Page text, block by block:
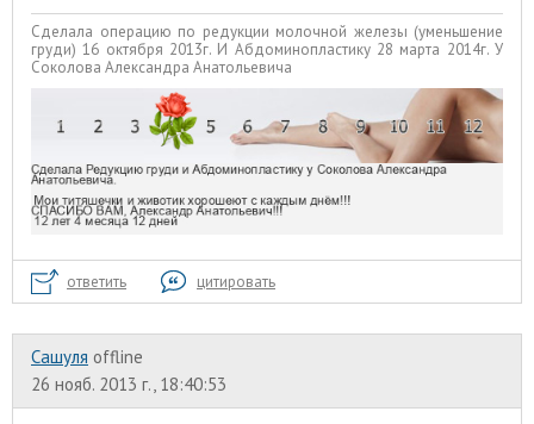
Сделала операцию по редукции молочной железы (уменьшение
груди) 16 октября 2013г. И Абдоминопластику 28 марта 2014г. У
Соколова Александра Анатольевича
ответить цитировать
Сашуля offline
26 нояб. 2013 г., 18:40:53